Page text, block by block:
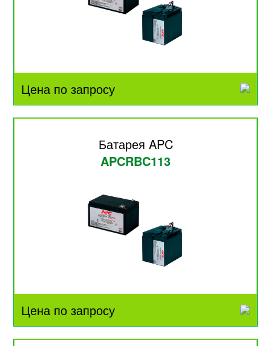
Цена по запросу
Батарея APC
APCRBC113
Цена по запросу